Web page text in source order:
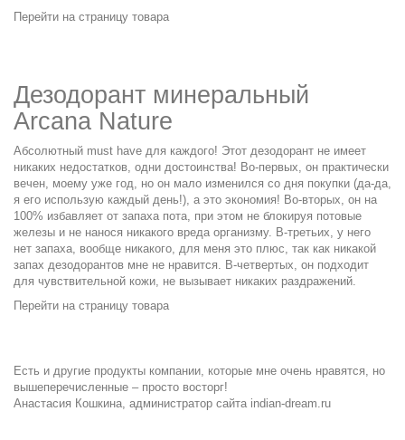
Перейти на страницу товара
Дезодорант минеральный
Arcana Nature
Абсолютный must have для каждого! Этот дезодорант не имеет
никаких недостатков, одни достоинства! Во-первых, он практически
вечен, моему уже год, но он мало изменился со дня покупки (да-да,
я его использую каждый день!), а это экономия! Во-вторых, он на
100% избавляет от запаха пота, при этом не блокируя потовые
железы и не нанося никакого вреда организму. В-третьих, у него
нет запаха, вообще никакого, для меня это плюс, так как никакой
запах дезодорантов мне не нравится. В-четвертых, он подходит
для чувствительной кожи, не вызывает никаких раздражений.
Перейти на страницу товара
Есть и другие продукты компании, которые мне очень нравятся, но
вышеперечисленные – просто восторг!
Анастасия Кошкина, администратор сайта indian-dream.ru